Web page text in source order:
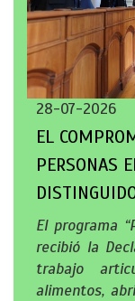
28-07-2026
EL
PERSONAS
El programa
recibió la
trabajo
alimentos,